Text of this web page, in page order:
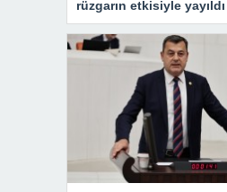
rüzgarın etkisiyle yayıldı